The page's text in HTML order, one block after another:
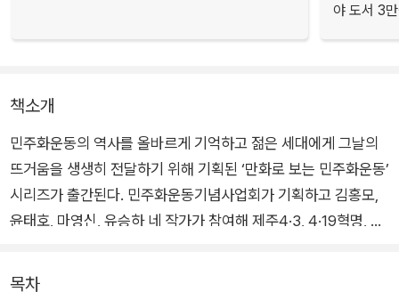
야 도서 3
책소개
민주화운동의 역사를 올바르게 기억하고 젊은 세대에게 그날의
뜨거움을 생생히 전달하기 위해 기획된 ‘만화로 보는 민주화운동’
시리즈가 출간된다. 민주화운동기념사업회가 기획하고 김홍모,
윤태호, 마영신, 유승하 네 작가가 참여해 제주4·3, 4·19혁명, 5·1
품 모두 의미가 깊은 사건들을 새롭게 발견하며 역사적 의미와 만
화적 재미를 고루 담았다.
목차